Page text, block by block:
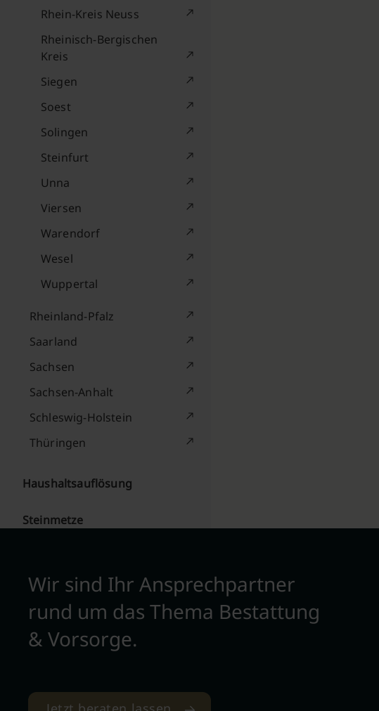
Rhein-Kreis Neuss
Rheinisch-Bergischen
Kreis
Siegen
Soest
Solingen
Steinfurt
Unna
Viersen
Warendorf
Wesel
Wuppertal
Rheinland-Pfalz
Saarland
Sachsen
Sachsen-Anhalt
Schleswig-Holstein
Thüringen
Haushaltsauflösung
Steinmetze
Wir sind Ihr Ansprechpartner
rund um das Thema Bestattung
& Vorsorge.